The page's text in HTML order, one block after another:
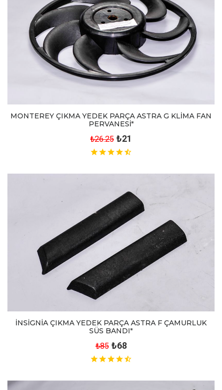
MONTEREY ÇIKMA YEDEK PARÇA ASTRA G KLİMA FAN
PERVANESİ"
₺26.25 ₺21
İNSİGNİA ÇIKMA YEDEK PARÇA ASTRA F ÇAMURLUK
SÜS BANDI"
₺85 ₺68